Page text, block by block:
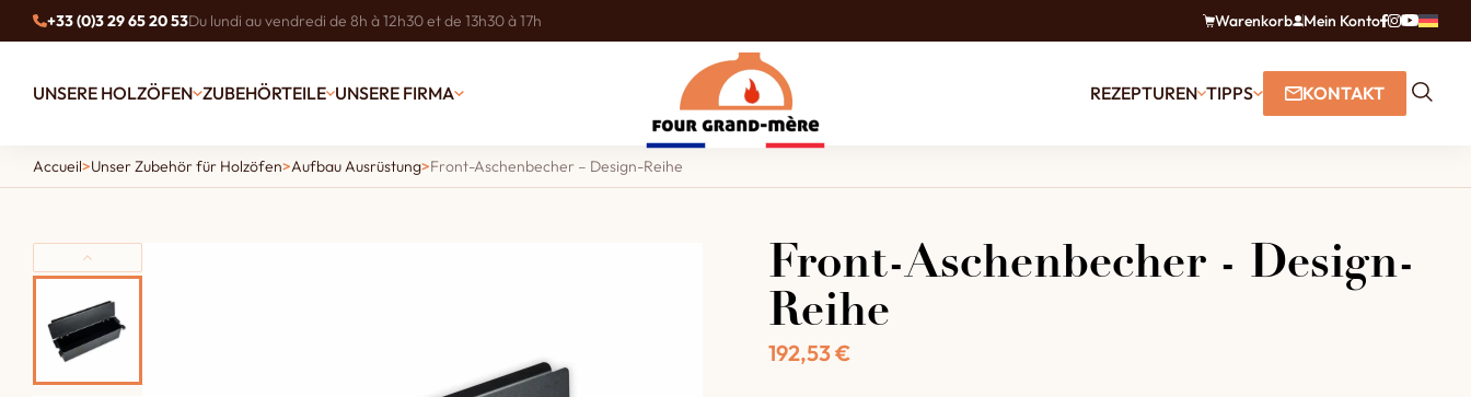
+33 (0)3 29 65 20 53Du lundi au vendredi de 8h à 12h30 et de 13h30 à 17h Warenkorb Mein Konto
UNSERE HOLZÖFEN ZUBEHÖRTEILE UNSERE FIRMA REZEPTUREN TIPPS KONTAKT
Accueil>Unser Zubehör für Holzöfen>Aufbau Ausrüstung>Front-Aschenbecher – Design-Reihe
Front-Aschenbecher - Design-
Reihe
192,53€